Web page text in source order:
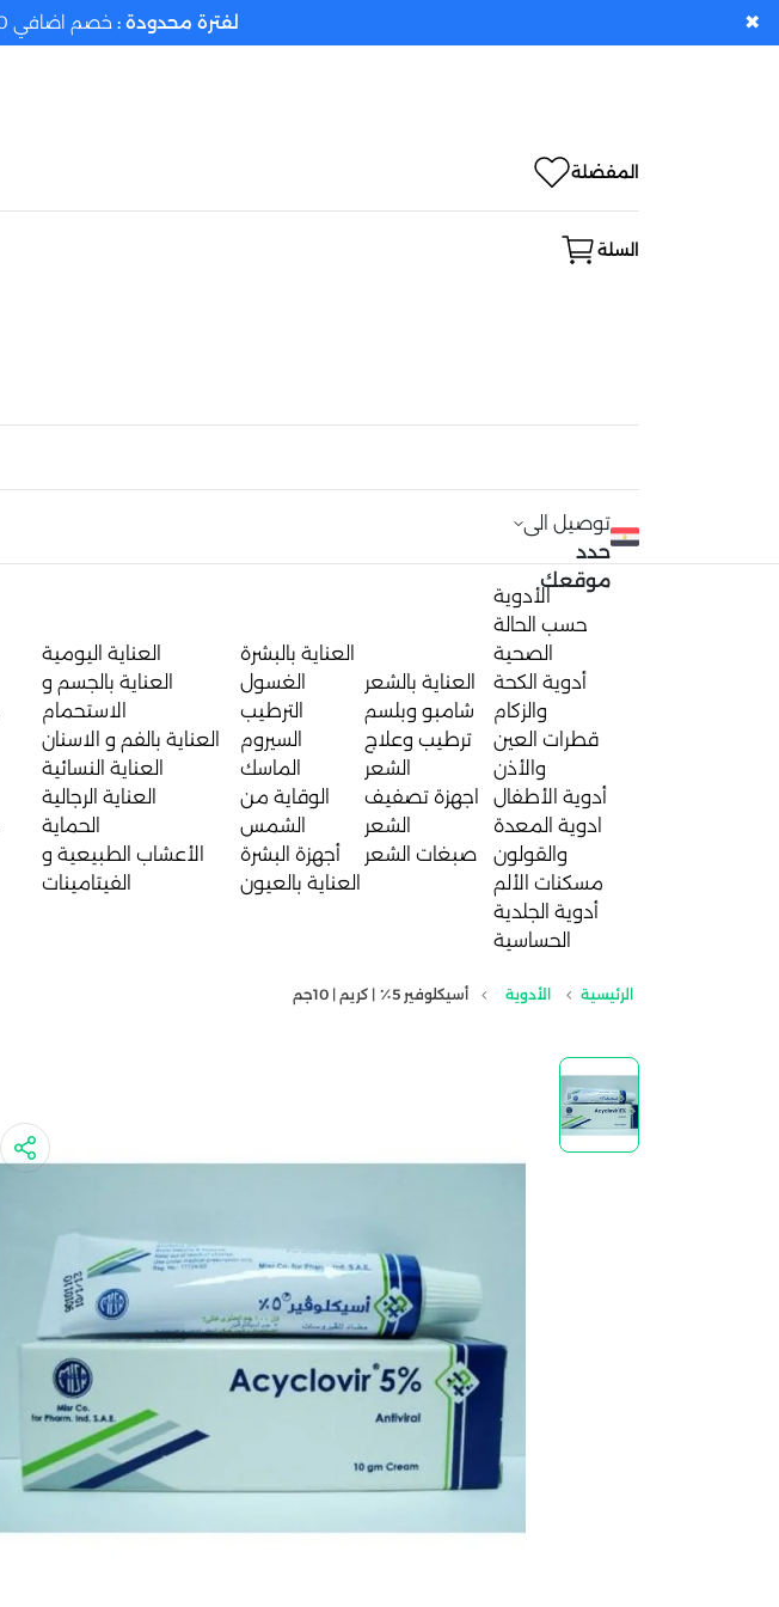
المفضلة
السلة
توصيل الى
حدد
موقعك
الأدوية
حسب الحالة
الصحية
أدوية الكحة
والزكام
قطرات العين
والأذن
أدوية الأطفال
ادوية المعدة
والقولون
مسكنات الألم
أدوية الجلدية
الحساسية
العناية بالشعر
شامبو وبلسم
ترطيب وعلاج
الشعر
اجهزة تصفيف
الشعر
صبغات الشعر
العناية بالبشرة
الغسول
الترطيب
السيروم
الماسك
الوقاية من
الشمس
أجهزة البشرة
العناية بالعيون
العناية اليومية
العناية بالجسم و
الاستحمام
العناية بالفم و الاسنان
العناية النسائية
العناية الرجالية
الحماية
الأعشاب الطبيعية و
الفيتامينات
الرئيسية الأدوية أسيكلوفير 5٪ | كريم | 10جم
لفترة محدودة : خصم اضافي 10% علي اول اوردر ليك بكوبون ✖